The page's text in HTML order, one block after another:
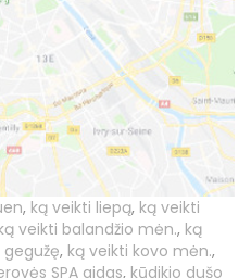
, ką veikti liepą, ką veikti
veikti balandžio mėn., ką
, ką veikti kovo mėn.,
SPA gidas, kūdikio dušo